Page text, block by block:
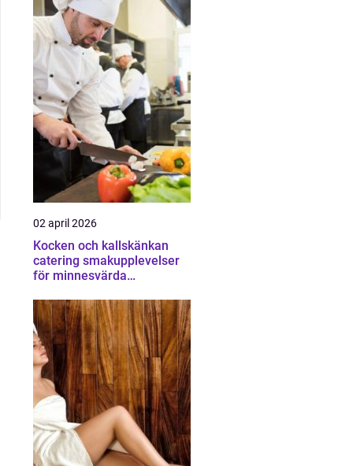
02 april 2026
Kocken och kallskänkan
catering smakupplevelser
för minnesvärda